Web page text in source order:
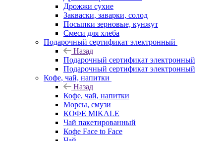
Дрожжи сухие
Закваски, заварки, солод
Посыпки зерновые, кунжут
Смеси для хлеба
Подарочный сертификат электронный
Назад
Подарочный сертификат электронный
Подарочный сертификат электронный
Кофе, чай, напитки
Назад
Кофе, чай, напитки
Морсы, смузи
КОФЕ MIKALE
Чай пакетированный
Кофе Face to Face